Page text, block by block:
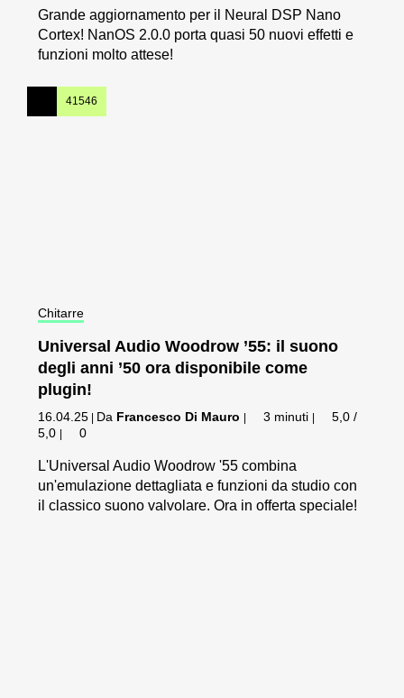
Grande aggiornamento per il Neural DSP Nano
Cortex! NanOS 2.0.0 porta quasi 50 nuovi effetti e
funzioni molto attese!
41546
Chitarre
Universal Audio Woodrow ’55: il suono
degli anni ’50 ora disponibile come
plugin!
16.04.25 | Da Francesco Di Mauro | 3 minuti |
5,0 /
5,0 | 0
L'Universal Audio Woodrow '55 combina
un'emulazione dettagliata e funzioni da studio con
il classico suono valvolare. Ora in offerta speciale!